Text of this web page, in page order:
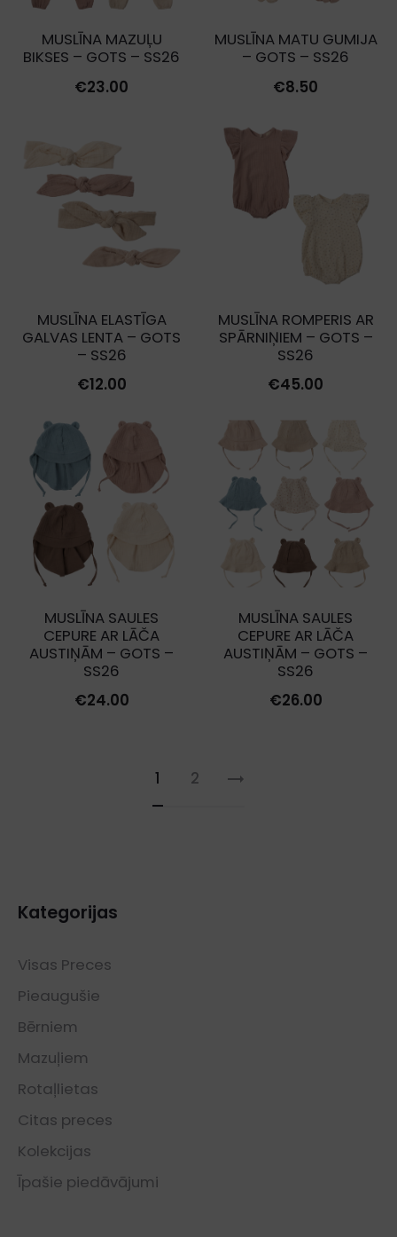
MUSLĪNA MAZUĻU
BIKSES – GOTS – SS26
€23.00
MUSLĪNA MATU GUMIJA
– GOTS – SS26
€8.50
MUSLĪNA ELASTĪGA
GALVAS LENTA – GOTS
– SS26
€12.00
MUSLĪNA ROMPERIS AR
SPĀRNIŅIEM – GOTS –
SS26
€45.00
MUSLĪNA SAULES
CEPURE AR LĀČA
AUSTIŅĀM – GOTS –
SS26
€24.00
MUSLĪNA SAULES
CEPURE AR LĀČA
AUSTIŅĀM – GOTS –
SS26
€26.00
1 2
Kategorijas
Visas Preces
Pieaugušie
Bērniem
Mazuļiem
Rotaļlietas
Citas preces
Kolekcijas
Īpašie piedāvājumi